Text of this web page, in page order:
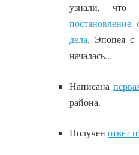
узнали,
дела. Эпопея с
началась...
Написана
района.
Получен ответ